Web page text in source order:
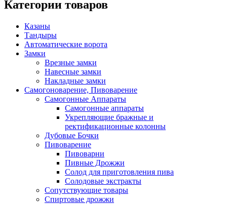
Категории товаров
Казаны
Тандыры
Автоматические ворота
Замки
Врезные замки
Навесные замки
Накладные замки
Самогоноварение, Пивоварение
Самогонные Аппараты
Самогонные аппараты
Укрепляющие бражные и
ректификационные колонны
Дубовые Бочки
Пивоварение
Пивоварни
Пивные Дрожжи
Солод для приготовления пива
Солодовые экстракты
Сопутствующие товары
Спиртовые дрожжи